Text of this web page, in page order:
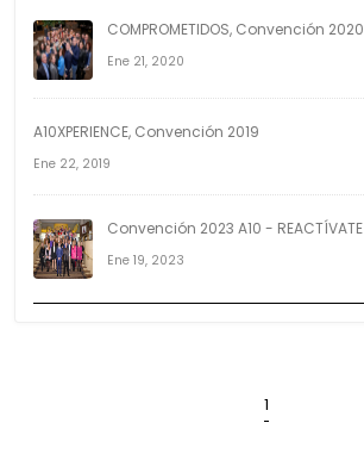
COMPROMETIDOS, Convención 2020
Ene 21, 2020
A10XPERIENCE, Convención 2019
Ene 22, 2019
Convención 2023 A10 - REACTÍVATE
Ene 19, 2023
1